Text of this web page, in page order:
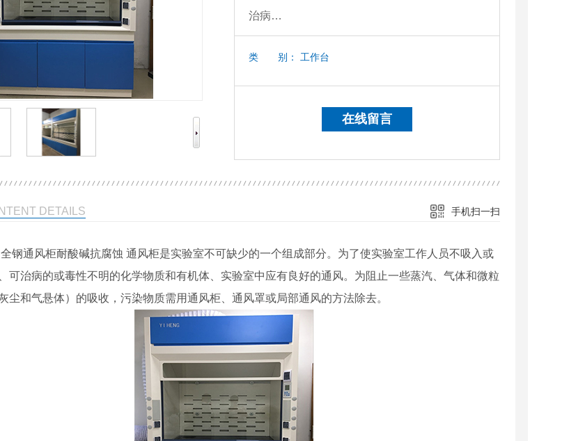
治病…
类 别： 工作台
在线留言
DETAILS 手机扫一扫
钢通风柜耐酸碱抗腐蚀 通风柜是实验室不可缺少的一个组成部分。为了使实验室工作人员不吸入或
可治病的或毒性不明的化学物质和有机体、实验室中应有良好的通风。为阻止一些蒸汽、气体和微粒
尘和气悬体）的吸收，污染物质需用通风柜、通风罩或局部通风的方法除去。